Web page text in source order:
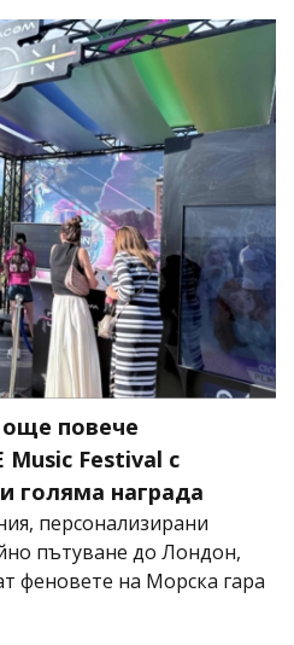
повече
Music Festival с
голяма награда
персонализирани
пътуване до Лондон,
феновете на Морска гара